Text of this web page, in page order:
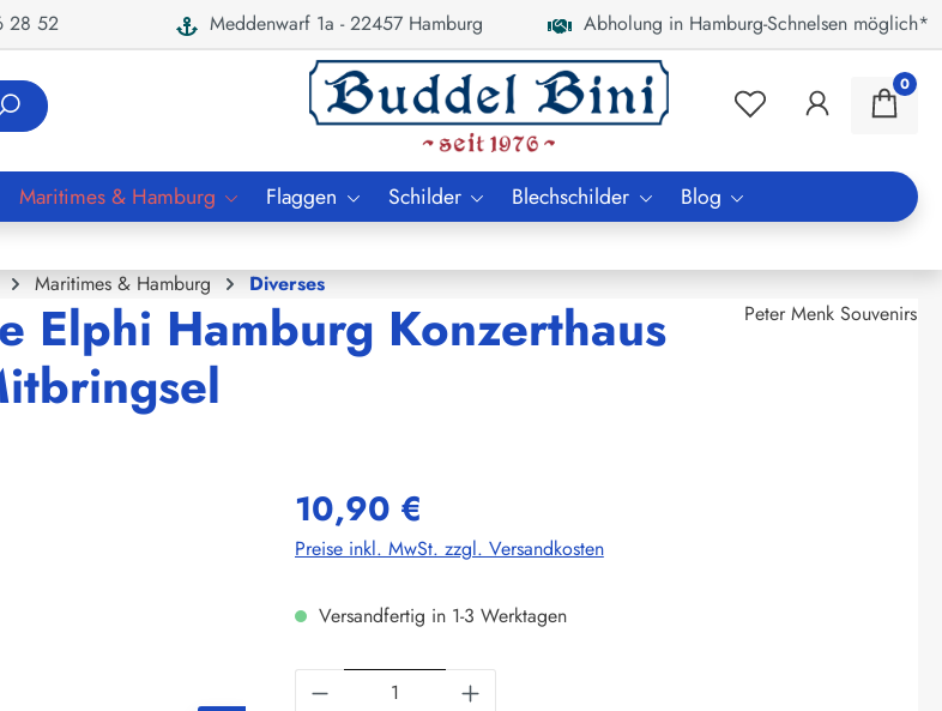
28 52 Meddenwarf 1a - 22457 Hamburg Abholung in Hamburg-Schnelsen möglich*
0
Maritimes & Hamburg Flaggen Schilder Blechschilder Blog
Maritimes & Hamburg Diverses
Elphi Hamburg Konzerthaus
Peter Menk Souvenirs
10,90 €
Preise inkl. MwSt. zzgl. Versandkosten
Versandfertig in 1-3 Werktagen
Produkt Anzahl: Gib den gewünschten Wert ein